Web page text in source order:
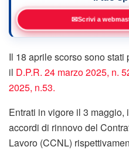
✉Scrivi a
Il 18 aprile scorso sono
il D.P.R. 24 marzo 2025, n.
2025, n.53.
Entrati in vigore il 3
accordi di rinnovo del
Lavoro (CCNL)